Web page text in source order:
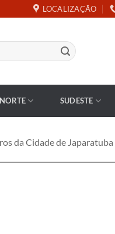
LOCALIZAÇÃO
NORTE SUDESTE
da Cidade de